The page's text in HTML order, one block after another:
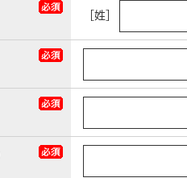
［姓］